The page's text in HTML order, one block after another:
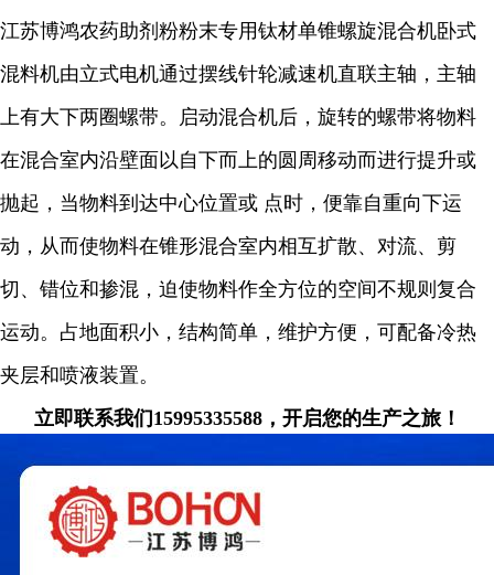
江苏博鸿农药助剂粉粉末专用钛材单锥螺旋混合机卧式
混料机由立式电机通过摆线针轮减速机直联主轴，主轴
上有大下两圈螺带。启动混合机后，旋转的螺带将物料
在混合室内沿壁面以自下而上的圆周移动而进行提升或
抛起，当物料到达中心位置或 点时，便靠自重向下运
动，从而使物料在锥形混合室内相互扩散、对流、剪
切、错位和掺混，迫使物料作全方位的空间不规则复合
运动。占地面积小，结构简单，维护方便，可配备冷热
夹层和喷液装置。
立即联系我们15995335588，开启您的生产之旅！